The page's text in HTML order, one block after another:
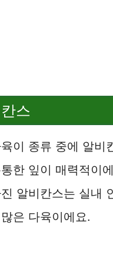
스
이 종류 중에 알비
한 잎이 매력적이
알비칸스는 실내
은 다육이에요.